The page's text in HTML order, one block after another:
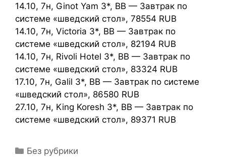
14.10, 7н, Ginot Yam 3*, BB — Завтрак по
системе «шведский стол», 78554 RUB
14.10, 7н, Victoria 3*, BB — Завтрак по
системе «шведский стол», 82194 RUB
14.10, 7н, Rivoli Hotel 3*, BB — Завтрак по
системе «шведский стол», 83324 RUB
17.10, 7н, Galil 3*, BB — Завтрак по системе
«шведский стол», 86580 RUB
27.10, 7н, King Koresh 3*, BB — Завтрак по
системе «шведский стол», 89371 RUB
Без рубрики